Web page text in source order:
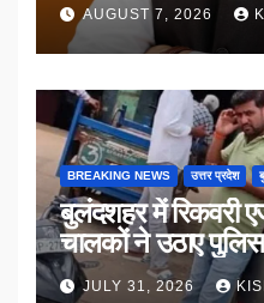
AUGUST 7, 2026
BREAKING NEWS उत्तर प्रदेश
बुलंदशहर में रिकवरी एजेंटों की
चालकों ने उठाए
JULY 31, 2026